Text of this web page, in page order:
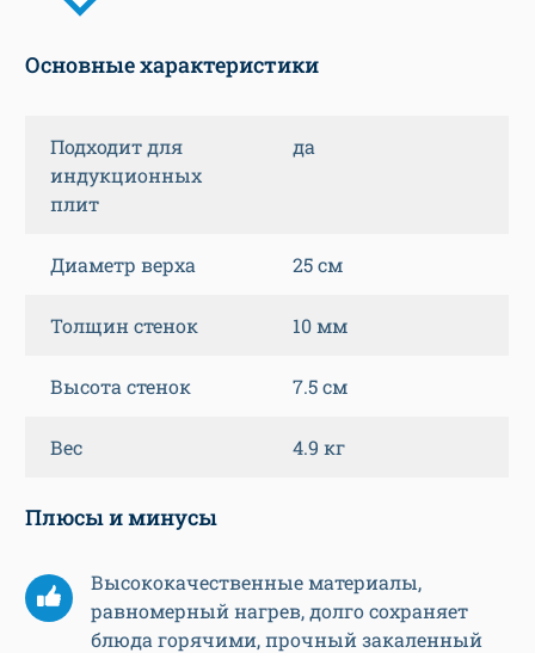
Основные характеристики
Подходит для
индукционных
плит
да
Диаметр верха 25 см
Толщин стенок 10 мм
Высота стенок 7.5 см
Вес 4.9 кг
Плюсы и минусы
Высококачественные материалы,
равномерный нагрев, долго сохраняет
блюда горячими, прочный закаленный